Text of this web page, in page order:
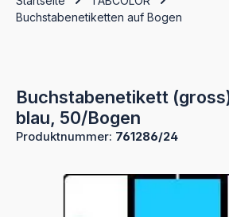
Buchstabenetiketten auf Bogen
Buchstabenetikett
blau, 50/Bogen
Produktnummer: 761286/24
Bildergalerie überspringen